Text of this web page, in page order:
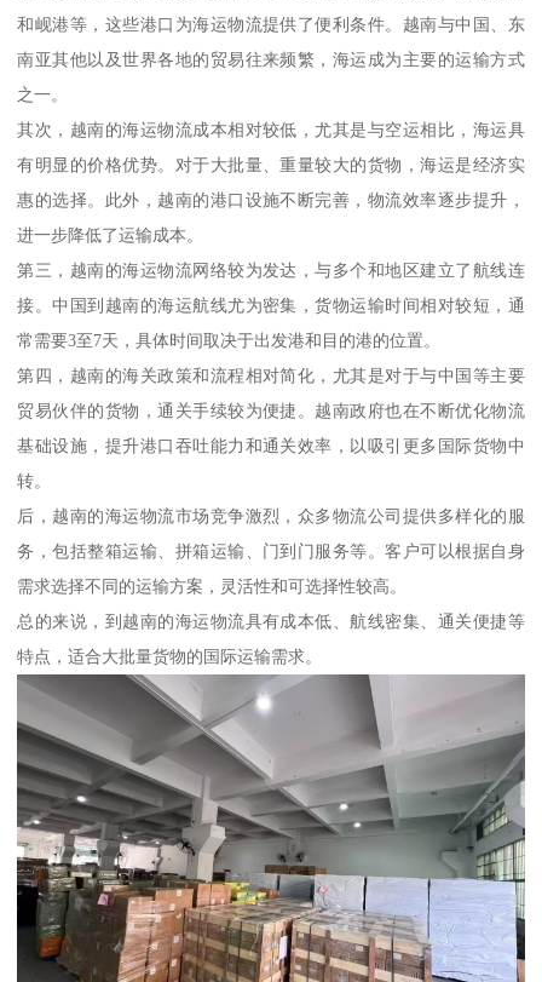
和岘港等，这些港口为海运物流提供了便利条件。越南与中国、东
南亚其他以及世界各地的贸易往来频繁，海运成为主要的运输方式
之一。
其次，越南的海运物流成本相对较低，尤其是与空运相比，海运具
有明显的价格优势。对于大批量、重量较大的货物，海运是经济实
惠的选择。此外，越南的港口设施不断完善，物流效率逐步提升，
进一步降低了运输成本。
第三，越南的海运物流网络较为发达，与多个和地区建立了航线连
接。中国到越南的海运航线尤为密集，货物运输时间相对较短，通
常需要3至7天，具体时间取决于出发港和目的港的位置。
第四，越南的海关政策和流程相对简化，尤其是对于与中国等主要
贸易伙伴的货物，通关手续较为便捷。越南政府也在不断优化物流
基础设施，提升港口吞吐能力和通关效率，以吸引更多国际货物中
转。
后，越南的海运物流市场竞争激烈，众多物流公司提供多样化的服
务，包括整箱运输、拼箱运输、门到门服务等。客户可以根据自身
需求选择不同的运输方案，灵活性和可选择性较高。
总的来说，到越南的海运物流具有成本低、航线密集、通关便捷等
特点，适合大批量货物的国际运输需求。